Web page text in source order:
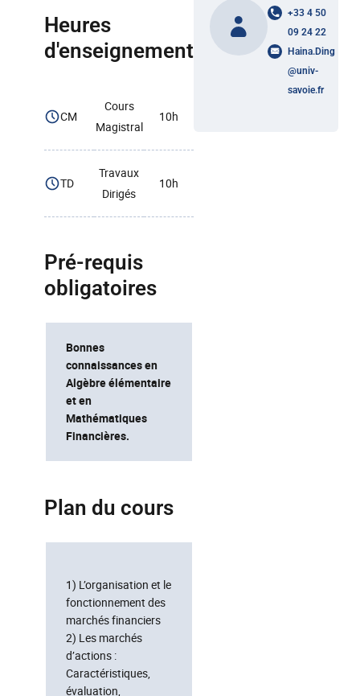
Heures
d'enseignement
CM
Cours
Magistral
10h
TD
Travaux
Dirigés
10h
Pré-requis
obligatoires
Bonnes
connaissances en
Algèbre élémentaire
et en
Mathématiques
Financières.
Plan du cours
1) L’organisation et le
fonctionnement des
marchés financiers
2) Les marchés
d’actions :
Caractéristiques,
évaluation,
+33 4 50
09 24 22
Haina.Ding
@univ-
savoie.fr